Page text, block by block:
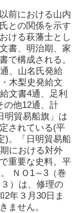
前における山内
との関係を示す
ける萩藩士とし
書、明治期、家
で構成される。
、山名氏発給
木梨史発給文
文書4通、足利
の他12通、計
明貿易船旗」は
されている(平
)。「日明貿易船
における対外
重要な史料。平
ＮＯ1～3（巻
）は、修理の
2年３月30日ま
ません。